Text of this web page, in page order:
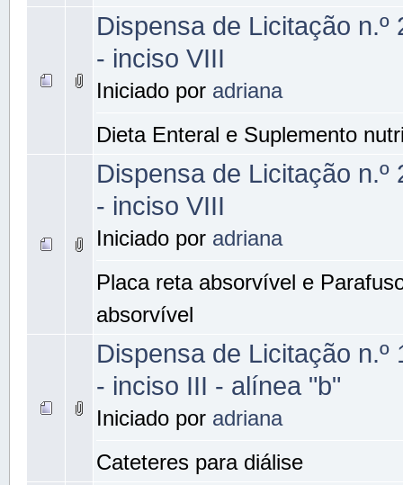
Dispensa de Licitação n.º
- inciso VIII
Iniciado por adriana
Dieta Enteral e Suplemento
Dispensa de Licitação n.º
- inciso VIII
Iniciado por adriana
Placa reta absorvível e
absorvível
Dispensa de Licitação n.º
- inciso III - alínea "b"
Iniciado por adriana
Cateteres para diálise